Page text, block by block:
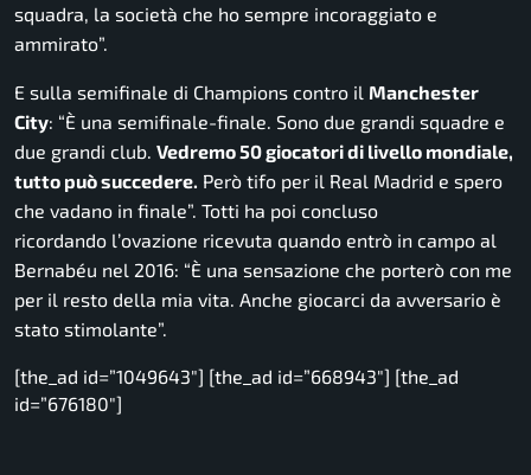
squadra, la società che ho sempre incoraggiato e
ammirato”.
E sulla semifinale di Champions contro il Manchester
City: “È una semifinale-finale. Sono due grandi squadre e
due grandi club. Vedremo 50 giocatori di livello mondiale,
tutto può succedere. Però tifo per il Real Madrid e spero
che vadano in finale”. Totti ha poi concluso
ricordando l’ovazione ricevuta quando entrò in campo al
Bernabéu nel 2016: “È una sensazione che porterò con me
per il resto della mia vita. Anche giocarci da avversario è
stato stimolante”.
[the_ad id=”1049643″] [the_ad id=”668943″] [the_ad
id=”676180″]